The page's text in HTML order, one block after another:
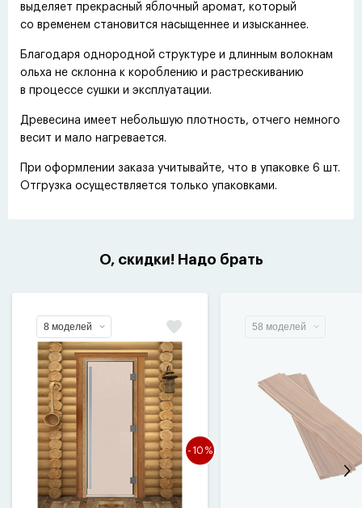
выделяет прекрасный яблочный аромат, который
со временем становится насыщеннее и изысканнее.
Благодаря однородной структуре и длинным волокнам
ольха не склонна к короблению и растрескиванию
в процессе сушки и эксплуатации.
Древесина имеет небольшую плотность, отчего немного
весит и мало нагревается.
При оформлении заказа учитывайте, что в упаковке 6 шт.
Отгрузка осуществляется только упаковками.
О, скидки! Надо брать
8 моделей
-10%
58 моделей